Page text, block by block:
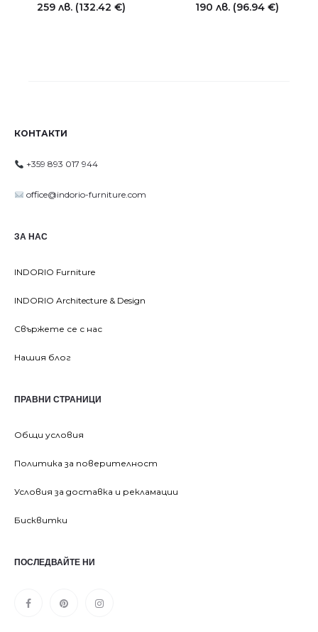
259 лв. (132.42 €)
190 лв. (96.94 €)
КОНТАКТИ
+359 893 017 944
office@indorio-furniture.com
ЗА НАС
INDORIO Furniture
INDORIO Architecture & Design
Свържете се с нас
Нашия блог
ПРАВНИ СТРАНИЦИ
Общи условия
Политика за поверителност
Условия за доставка и рекламации
Бисквитки
ПОСЛЕДВАЙТЕ НИ